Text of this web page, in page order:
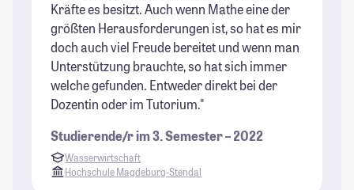
Kräfte es besitzt. Auch wenn Mathe eine der
größten Herausforderungen ist, so hat es mir
doch auch viel Freude bereitet und wenn man
Unterstützung brauchte, so hat sich immer
welche gefunden. Entweder direkt bei der
Dozentin oder im Tutorium."
Studierende/r im 3. Semester – 2022
Wasserwirtschaft
Hochschule Magdeburg-Stendal